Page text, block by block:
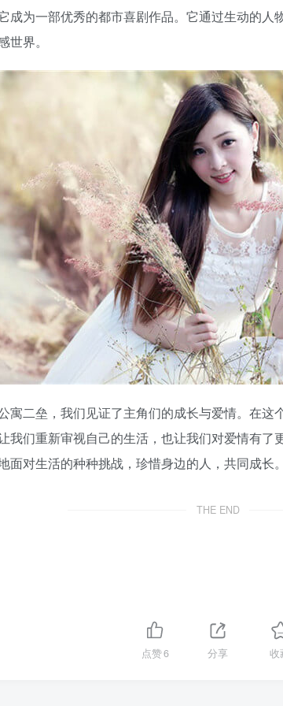
成为一部优秀的都市喜剧作品。它通过生动的
世界。
寓二垒，我们见证了主角们的成长与爱情。在
我们重新审视自己的生活，也让我们对爱情有
面对生活的种种挑战，珍惜身边的人，共同成长
THE END
点赞6 分享 收